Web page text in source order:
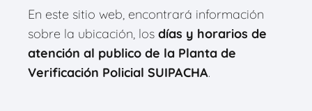
En este sitio web, encontrará información
sobre la ubicación, los días y horarios de
atención al publico de la Planta de
Verificación Policial SUIPACHA.